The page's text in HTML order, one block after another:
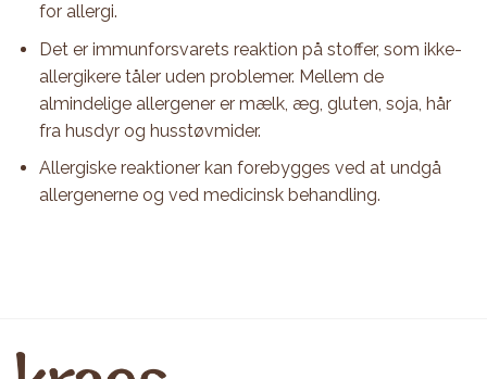
for allergi.
Det er immunforsvarets reaktion på stoffer, som ikke-
allergikere tåler uden problemer. Mellem de
almindelige allergener er mælk, æg, gluten, soja, hår
fra husdyr og husstøvmider.
Allergiske reaktioner kan forebygges ved at undgå
allergenerne og ved medicinsk behandling.